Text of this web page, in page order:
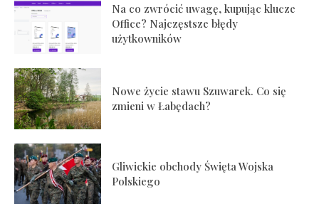
Na co zwrócić uwagę, kupując klucze
Office? Najczęstsze błędy
użytkowników
Nowe życie stawu Szuwarek. Co się
zmieni w Łabędach?
Gliwickie obchody Święta Wojska
Polskiego